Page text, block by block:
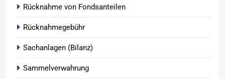
Rücknahme von Fondsanteilen
Rücknahmegebühr
Sachanlagen (Bilanz)
Sammelverwahrung